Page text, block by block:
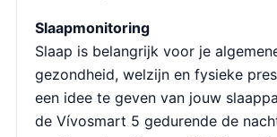
Slaapmonitoring
Slaap is belangrijk voor je
gezondheid, welzijn en fysieke
een idee te geven van jouw
de Vívosmart 5 gedurende de